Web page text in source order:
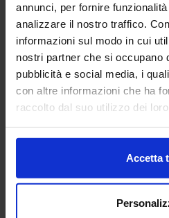
annunci, per fornire
analizzare il nostro traffico.
informazioni sul modo in cui
nostri partner che si occupano
pubblicità e social media, i
con altre informazioni che ha
raccolto dal suo utilizzo dei
Accetta
2017-